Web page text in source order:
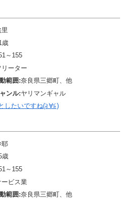
里
歳
～155
リーター
範囲:奈良県三郷町、他
ンル:ヤリマンギャル
したいですね(≧∀≦)
耶
歳
～155
ービス業
範囲:奈良県三郷町、他